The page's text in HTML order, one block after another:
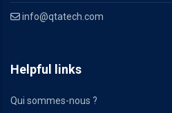
info@qtatech.com
Helpful links
Qui sommes-nous ?